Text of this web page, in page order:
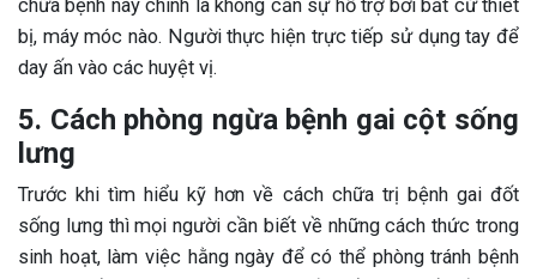
chữa bệnh này chính là không cần sự hỗ trợ bởi bất cứ thiết
bị, máy móc nào. Người thực hiện trực tiếp sử dụng tay để
day ấn vào các huyệt vị.
5. Cách phòng ngừa bệnh gai cột sống
lưng
Trước khi tìm hiểu kỹ hơn về cách chữa trị bệnh gai đốt
sống lưng thì mọi người cần biết về những cách thức trong
sinh hoạt, làm việc hằng ngày để có thể phòng tránh bệnh